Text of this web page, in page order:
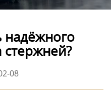
надёжного
08